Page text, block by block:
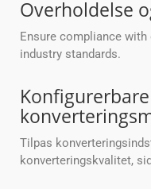
Overholdelse
Ensure compliance
industry standards.
Konfigurerbare
Tilpas
konverteringskvalitet,